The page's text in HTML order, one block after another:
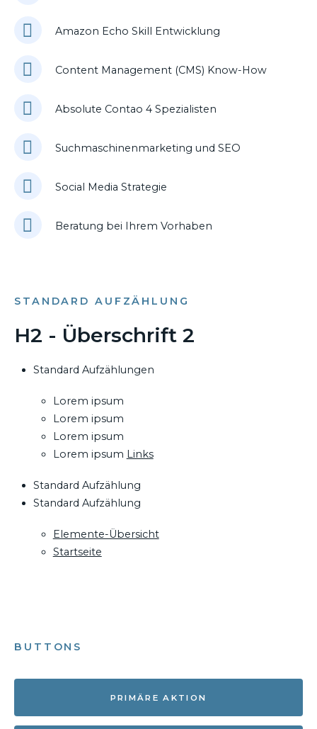
Amazon Echo Skill Entwicklung
Content Management (CMS) Know-How
Absolute Contao 4 Spezialisten
Suchmaschinenmarketing und SEO
Social Media Strategie
Beratung bei Ihrem Vorhaben
STANDARD AUFZÄHLUNG
H2 - Überschrift 2
Standard Aufzählungen
Lorem ipsum
Lorem ipsum
Lorem ipsum
Lorem ipsum Links
Standard Aufzählung
Standard Aufzählung
Elemente-Übersicht
Startseite
BUTTONS
PRIMÄRE AKTION